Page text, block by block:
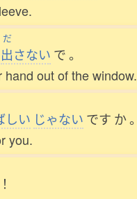
だ
出さない で。
hand out of the window.
しい じゃない です か。
you.
！